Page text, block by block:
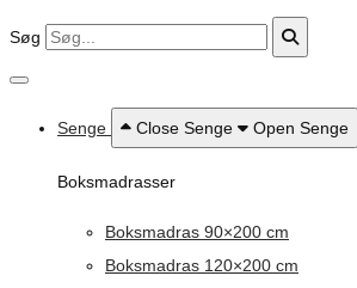
Søg
Senge Close Senge Open Senge
Boksmadrasser
Boksmadras 90×200 cm
Boksmadras 120×200 cm